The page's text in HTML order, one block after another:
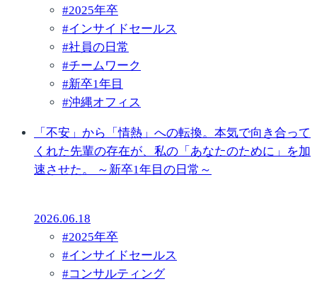
#2025年卒
#インサイドセールス
#社員の日常
#チームワーク
#新卒1年目
#沖縄オフィス
「不安」から「情熱」への転換。本気で向き合って
くれた先輩の存在が、私の「あなたのために」を加
速させた。 ～新卒1年目の日常～
2026.06.18
#2025年卒
#インサイドセールス
#コンサルティング